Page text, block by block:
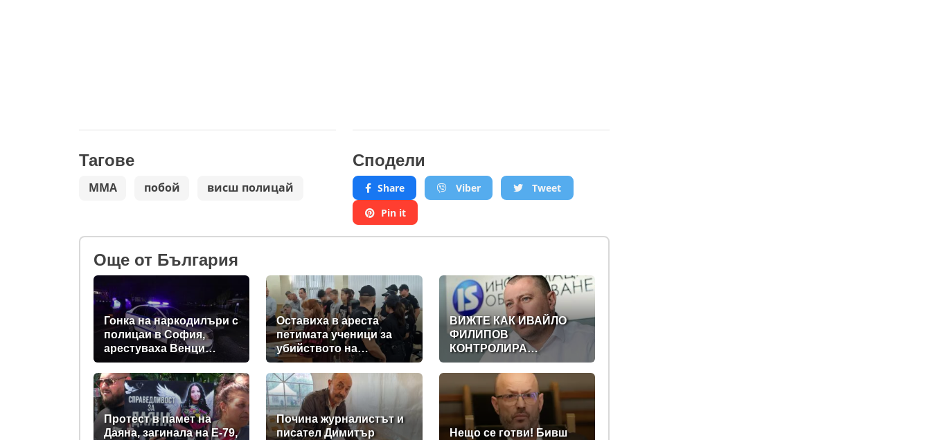
Тагове
ММА побой висш полицай
Сподели
Share Viber
Tweet
Pin it
Oще от България
Гонка на наркодилъри с
полицаи в София,
арестуваха Венци
"Белия негър" с 460 000
евро в него
Оставиха в ареста
петимата ученици за
убийството на
Младежкия хълм:
Измъчвали Георги час,
гаврили се с него и го
обрали
ВИЖТЕ КАК ИВАЙЛО
ФИЛИПОВ
КОНТРОЛИРА
ДИГИТАЛНАТА
ДЪРЖАВА ЗАД ГЪРБА
НА
ПРАВИТЕЛСТВОТО?
(РАЗСЛЕДВАНЕ)
Протест в памет на
Даяна, загинала на Е-79,
Почина журналистът и
писател Димитър
Нещо се готви! Бивш